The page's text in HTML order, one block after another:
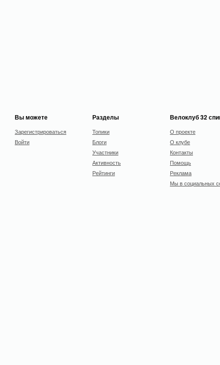
Вы можете
Зарегистрироваться
Войти
Разделы
Топики
Блоги
Участники
Активность
Рейтинги
Велоклуб 32
О проекте
О клубе
Контакты
Помощь
Реклама
Мы в социальных